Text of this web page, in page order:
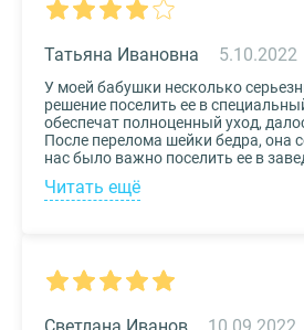
подробная, что определиться на
сервис!
5.10.2022
Татьяна Ивановна
У моей бабушки несколько
решение поселить ее в
обеспечат полноценный уход,
После перелома шейки бедра, она
нас было важно поселить ее в
будут заботиться круглосуточно.
на реабилитационном центре
Читать ещё